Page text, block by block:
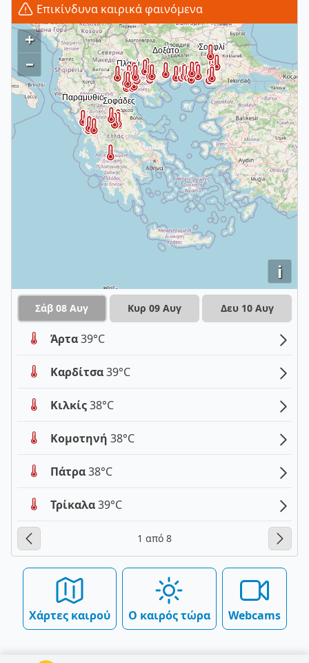
Επικίνδυνα καιρικά φαινόμενα
i
+
–
Σάβ 08 Αυγ Κυρ 09 Αυγ Δευ 10 Αυγ
Άρτα39°C
Καρδίτσα39°C
Κιλκίς38°C
Κομοτηνή 38°C
Πάτρα38°C
Τρίκαλα39°C
1 από 8
Χάρτες καιρού Ο καιρός τώρα Webcams